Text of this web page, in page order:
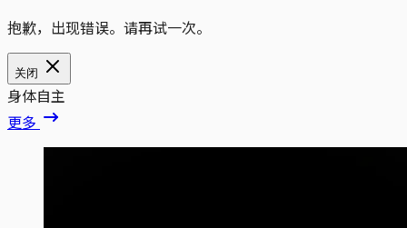
抱歉，出现错误。请再试一次。
关闭
身体自主
更多